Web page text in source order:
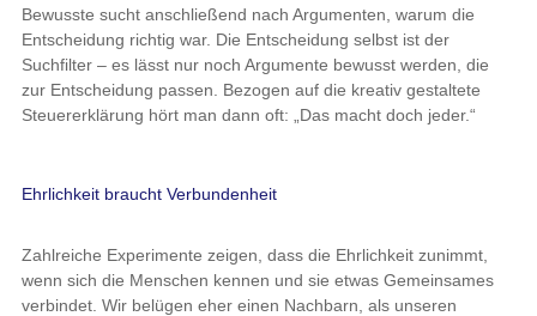
Bewusste sucht anschließend nach Argumenten, warum die
Entscheidung richtig war. Die Entscheidung selbst ist der
Suchfilter – es lässt nur noch Argumente bewusst werden, die
zur Entscheidung passen. Bezogen auf die kreativ gestaltete
Steuererklärung hört man dann oft: „Das macht doch jeder.“
Ehrlichkeit braucht Verbundenheit
Zahlreiche Experimente zeigen, dass die Ehrlichkeit zunimmt,
wenn sich die Menschen kennen und sie etwas Gemeinsames
verbindet. Wir belügen eher einen Nachbarn, als unseren